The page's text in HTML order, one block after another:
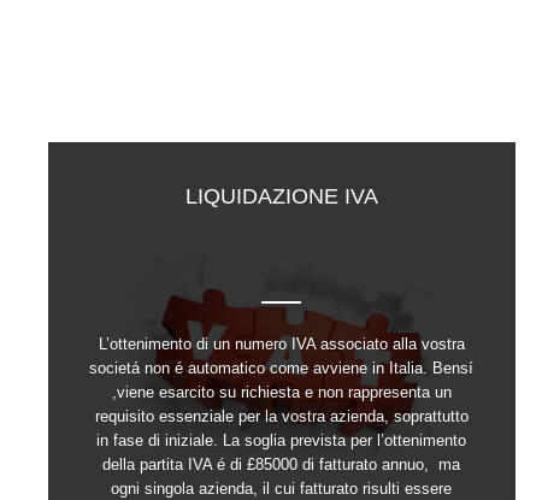
LIQUIDAZIONE IVA
L’ottenimento di un numero IVA associato alla vostra
societá non é automatico come avviene in Italia. Bensí
,viene esarcito su richiesta e non rappresenta un
requisito essenziale per la vostra azienda, soprattutto
in fase di iniziale. La soglia prevista per l’ottenimento
della partita IVA é di £85000 di fatturato annuo, ma
ogni singola azienda, il cui fatturato risulti essere